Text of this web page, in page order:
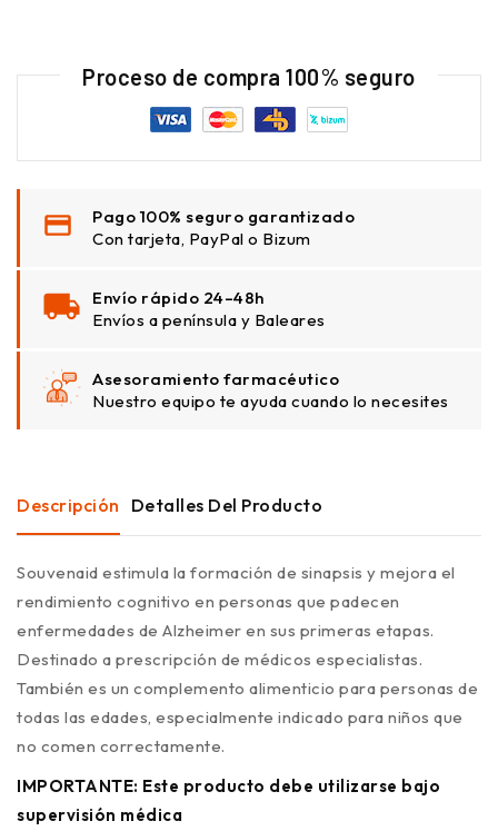
Proceso de compra 100% seguro
Pago 100% seguro garantizado
Con tarjeta, PayPal o Bizum
Envío rápido 24–48h
Envíos a península y Baleares
Asesoramiento farmacéutico
Nuestro equipo te ayuda cuando lo necesites
Descripción Detalles Del Producto
Souvenaid estimula la formación de sinapsis y mejora el
rendimiento cognitivo en personas que padecen
enfermedades de Alzheimer en sus primeras etapas.
Destinado a prescripción de médicos especialistas.
También es un complemento alimenticio para personas de
todas las edades, especialmente indicado para niños que
no comen correctamente.
IMPORTANTE: Este producto debe utilizarse bajo
supervisión médica